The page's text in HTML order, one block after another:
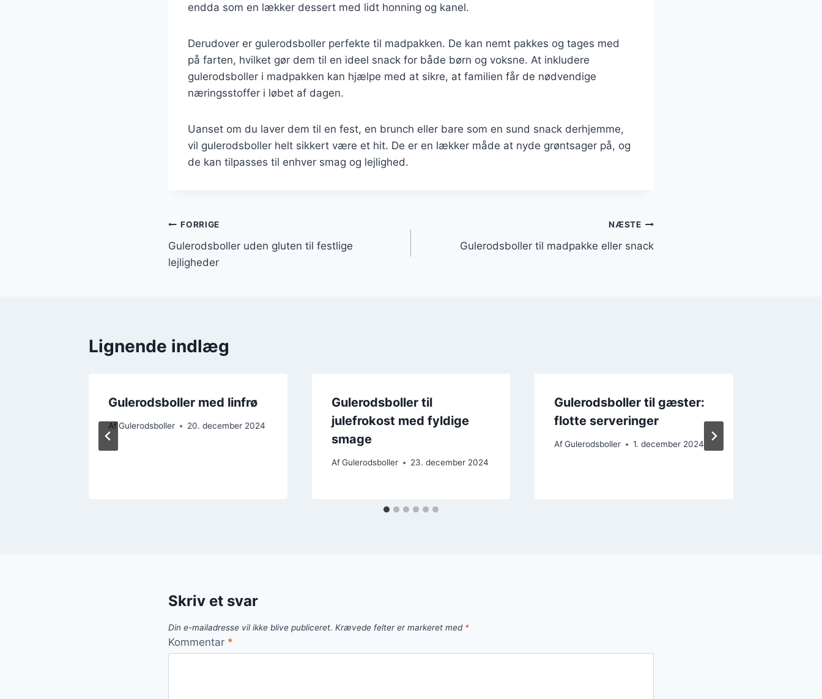
endda som en lækker dessert med lidt honning og kanel.
Derudover er gulerodsboller perfekte til madpakken. De kan nemt pakkes og tages med
på farten, hvilket gør dem til en ideel snack for både børn og voksne. At inkludere
gulerodsboller i madpakken kan hjælpe med at sikre, at familien får de nødvendige
næringsstoffer i løbet af dagen.
Uanset om du laver dem til en fest, en brunch eller bare som en sund snack derhjemme,
vil gulerodsboller helt sikkert være et hit. De er en lækker måde at nyde grøntsager på, og
de kan tilpasses til enhver smag og lejlighed.
Indlægsnavigation
FORRIGE
Gulerodsboller uden gluten til festlige
lejligheder
NÆSTE
Gulerodsboller til madpakke eller snack
Lignende indlæg
Gulerodsboller med linfrø
AfGulerodsboller 20. december 2024
Gulerodsboller til
julefrokost med fyldige
smage
Af Gulerodsboller 23. december 2024
Gulerodsboller til gæster:
flotte serveringer
Af Gulerodsboller 1. december 2024
Skriv et svar
Din e-mailadresse vil ikke blive publiceret. Krævede felter er markeret med *
Kommentar *